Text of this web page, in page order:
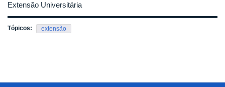
Extensão Universitária
Tópicos: extensão